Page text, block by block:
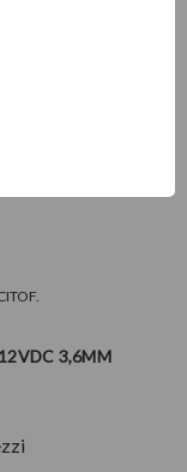
3,6MM